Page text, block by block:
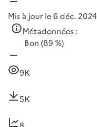
Mis à jour le 6 déc. 2024
Métadonnées :
Bon (89 %)
9K
5K